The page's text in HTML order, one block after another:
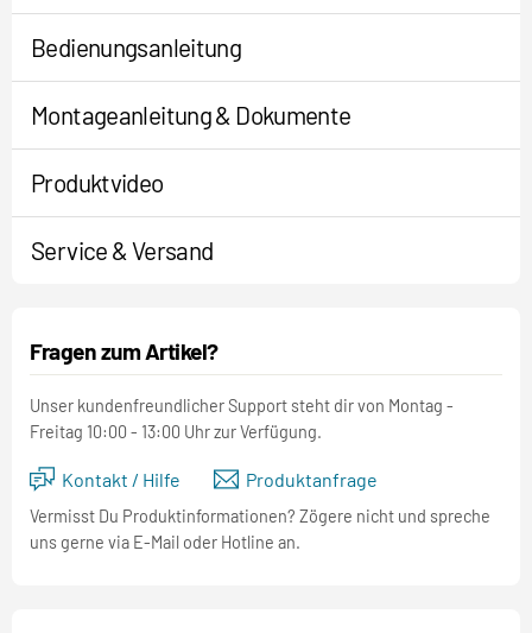
Bedienungsanleitung
Montageanleitung & Dokumente
Produktvideo
Service & Versand
Fragen zum Artikel?
Unser kundenfreundlicher Support steht dir von Montag -
Freitag 10:00 - 13:00 Uhr zur Verfügung.
Kontakt / Hilfe Produktanfrage
Vermisst Du Produktinformationen? Zögere nicht und spreche
uns gerne via E-Mail oder Hotline an.